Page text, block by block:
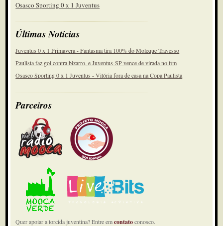
Osasco Sporting 0 x 1 Juventus
Últimas Notícias
Juventus 0 x 1 Primavera - Fantasma tira 100% do Moleque Travesso
Paulista faz gol contra bizarro, e Juventus-SP vence de virada no fim
Osasco Sporting 0 x 1 Juventus - Vitória fora de casa na Copa Paulista
Parceiros
Quer apoiar a torcida juventina? Entre emcontatoconosco.